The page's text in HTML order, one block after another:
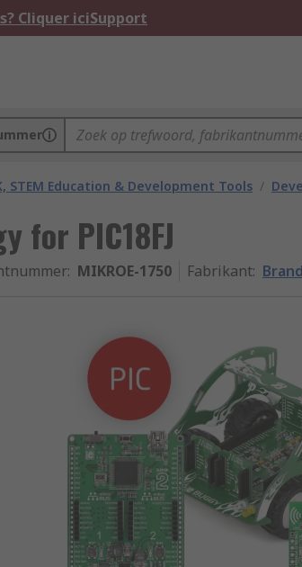
Cliquer iciSupport
STEM Education & Development Tools /
for PIC18FJ
: MIKROE-1750 Fabrikant: